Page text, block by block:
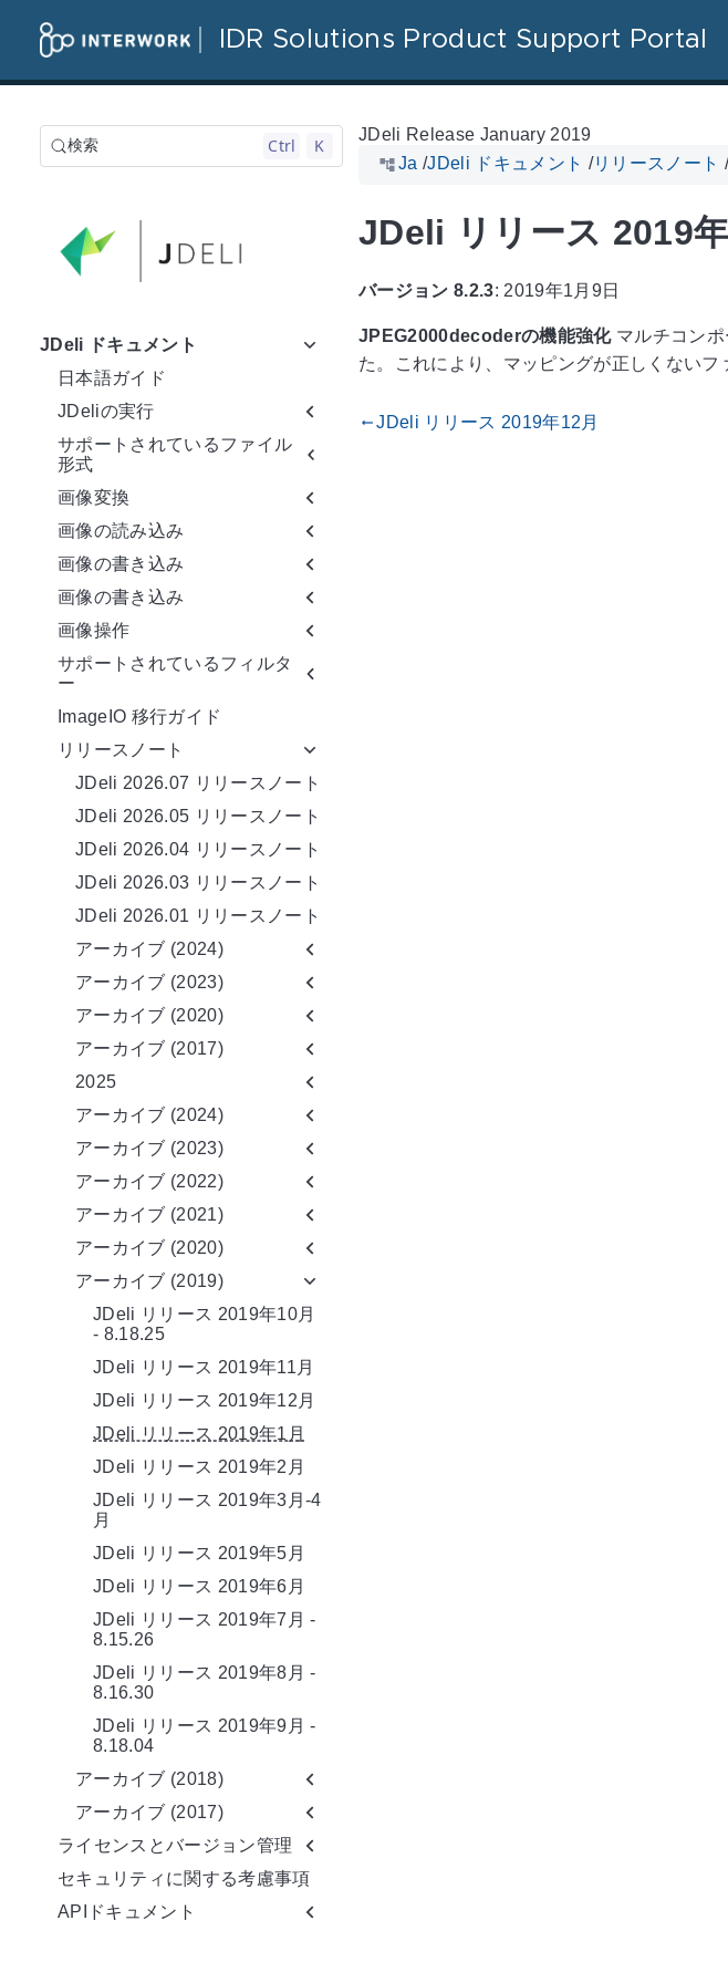
IDR Solutions Product Support Portal
検索 Ctrl K
JDeli ドキュメント
日本語ガイド
JDeliの実行
サポートされているファイル
形式
画像変換
画像の読み込み
画像の書き込み
画像の書き込み
画像操作
サポートされているフィルタ
ー
ImageIO 移行ガイド
リリースノート
JDeli 2026.07 リリースノート
JDeli 2026.05 リリースノート
JDeli 2026.04 リリースノート
JDeli 2026.03 リリースノート
JDeli 2026.01 リリースノート
アーカイブ (2024)
アーカイブ (2023)
アーカイブ (2020)
アーカイブ (2017)
2025
アーカイブ (2024)
アーカイブ (2023)
アーカイブ (2022)
アーカイブ (2021)
アーカイブ (2020)
アーカイブ (2019)
JDeli リリース 2019年10月
- 8.18.25
JDeli リリース 2019年11月
JDeli リリース 2019年12月
JDeli リリース 2019年1月
JDeli リリース 2019年2月
JDeli リリース 2019年3月-4
月
JDeli リリース 2019年5月
JDeli リリース 2019年6月
JDeli リリース 2019年7月 -
8.15.26
JDeli リリース 2019年8月 -
8.16.30
JDeli リリース 2019年9月 -
8.18.04
アーカイブ (2018)
アーカイブ (2017)
ライセンスとバージョン管理
セキュリティに関する考慮事項
APIドキュメント
JDeli Release January 2019
Ja /JDeli ドキュメント /リリースノート /
JDeli リリース 2019年
バージョン 8.2.3: 2019年1月9日
JPEG2000decoderの機能強化マルチコンポ
た。これにより、マッピングが正しくないフ
gdoc_arrow_left_altJDeli リリース 2019年12月